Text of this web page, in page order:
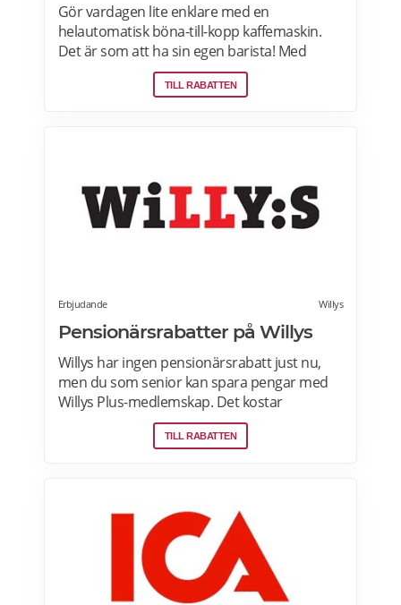
Gör vardagen lite enklare med en
helautomatisk böna-till-kopp kaffemaskin.
Det är som att ha sin egen barista! Med
kaffemaskiner har du möjlighet att finjustera
styrka, temperatur, arominställning
TILL RABATTEN
Erbjudande Willys
Pensionärsrabatter på Willys
Willys har ingen pensionärsrabatt just nu,
men du som senior kan spara pengar med
Willys Plus-medlemskap. Det kostar
ingenting att bli Willys Plus-kund. Med Willys
Plus får du fler och bättre erbjudanden med
TILL RABATTEN